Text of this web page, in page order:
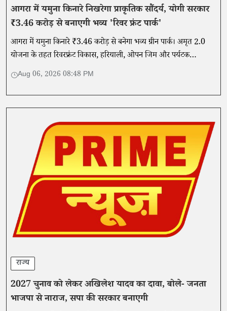
आगरा में यमुना किनारे निखरेगा प्राकृतिक सौंदर्य, योगी सरकार
₹3.46 करोड़ से बनाएगी भव्य 'रिवर फ्रंट पार्क'
आगरा में यमुना किनारे ₹3.46 करोड़ से बनेगा भव्य ग्रीन पार्क। अमृत 2.0
योजना के तहत रिवरफ्रंट विकास, हरियाली, ओपन जिम और पर्यटक
सुविधाओं से बदलेगी ताजनगरी की तस्वीर।
Aug 06, 2026 08:48 PM
राज्य
2027 चुनाव को लेकर अखिलेश यादव का दावा, बोले- जनता
भाजपा से नाराज, सपा की सरकार बनाएगी